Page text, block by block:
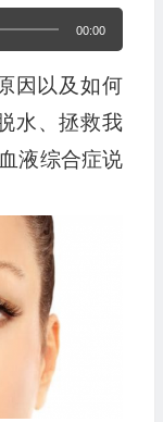
00:00
因以及如何
水、拯救我
液综合症说